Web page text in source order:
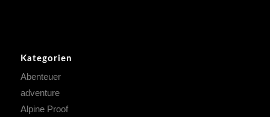
Kategorien
Abenteuer
adventure
Alpine Proof